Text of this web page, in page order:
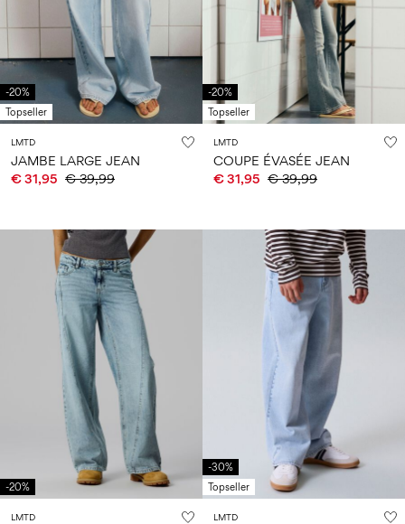
-20%
Topseller
LMTD
JAMBE LARGE JEAN
€ 31,95 € 39,99
-20%
Topseller
LMTD
COUPE ÉVASÉE JEAN
€ 31,95 € 39,99
-20%
LMTD
-30%
Topseller
LMTD